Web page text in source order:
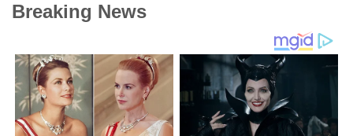
Breaking News